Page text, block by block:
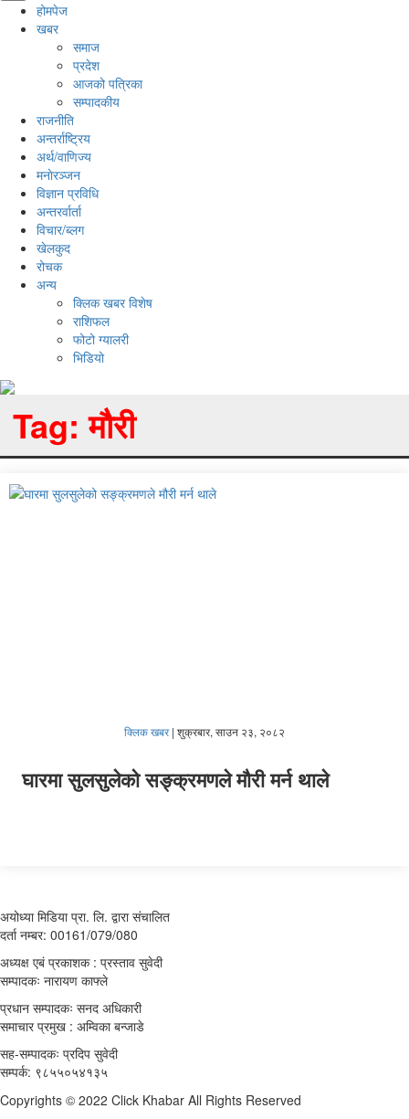
होमपेज
खबर
समाज
प्रदेश
आजको पत्रिका
सम्पादकीय
राजनीति
अन्तर्राष्ट्रिय
अर्थ/वाणिज्य
मनाेरञ्जन
विज्ञान प्रविधि
अन्तरर्वार्ता
विचार/ब्लग
खेलकुद
रोचक
अन्य
क्लिक खबर विशेष
राशिफल
फोटो ग्यालरी
भिडियो
Tag:मौरी
क्लिक खबर| शुक्रबार, साउन २३, २०८२
घारमा सुलसुलेको सङ्क्रमणले मौरी मर्न थाले
अयोध्या मिडिया प्रा. लि. द्वारा संचालित
दर्ता नम्बर: 00161/079/080
अध्यक्ष एबं प्रकाशक : प्रस्ताव सुवेदी
सम्पादकः नारायण काफ्ले
प्रधान सम्पादकः सनद अधिकारी
समाचार प्रमुख : अम्विका बन्जाडे
सह-सम्पादकः प्रदिप सुवेदी
सम्पर्क: ९८५५०५४१३५
Copyrights © 2022 Click Khabar All Rights Reserved